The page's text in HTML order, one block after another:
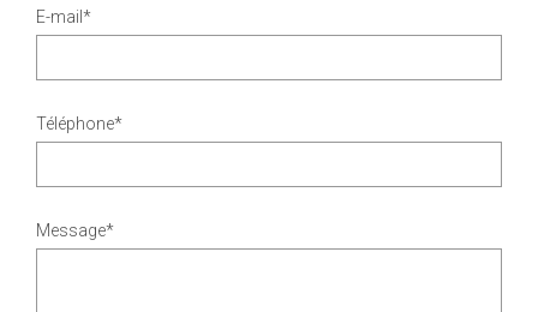
E-mail*
Téléphone*
Message*